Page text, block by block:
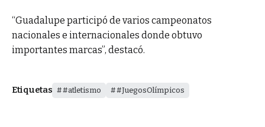
“Guadalupe participó de varios campeonatos
nacionales e internacionales donde obtuvo
importantes marcas”, destacó.
Etiquetas #atletismo #JuegosOlímpicos